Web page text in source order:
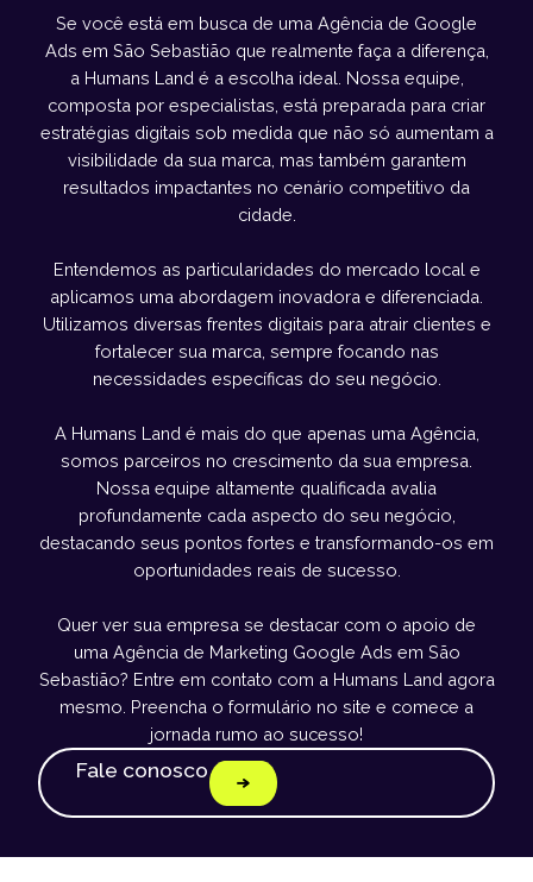
Se você está em busca de uma Agência de Google
Ads em São Sebastião que realmente faça a diferença,
a Humans Land é a escolha ideal. Nossa equipe,
composta por especialistas, está preparada para criar
estratégias digitais sob medida que não só aumentam a
visibilidade da sua marca, mas também garantem
resultados impactantes no cenário competitivo da
cidade.
Entendemos as particularidades do mercado local e
aplicamos uma abordagem inovadora e diferenciada.
Utilizamos diversas frentes digitais para atrair clientes e
fortalecer sua marca, sempre focando nas
necessidades específicas do seu negócio.
A Humans Land é mais do que apenas uma Agência,
somos parceiros no crescimento da sua empresa.
Nossa equipe altamente qualificada avalia
profundamente cada aspecto do seu negócio,
destacando seus pontos fortes e transformando-os em
oportunidades reais de sucesso.
Quer ver sua empresa se destacar com o apoio de
uma Agência de Marketing Google Ads em São
Sebastião? Entre em contato com a Humans Land agora
mesmo. Preencha o formulário no site e comece a
jornada rumo ao sucesso!
Fale conosco